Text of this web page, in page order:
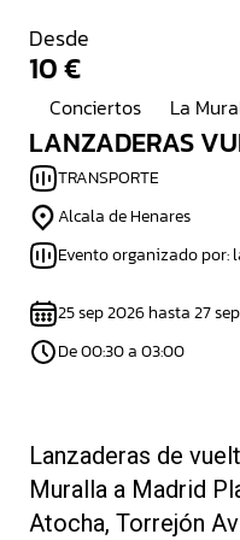
Desde
10 €
Conciertos La
LANZADERAS
TRANSPORTE
Alcala de Henares
Evento organizado por:
25 sep 2026 hasta 27
De 00:30 a 03:00
Lanzaderas de
Muralla a Madrid
Atocha, Torrejón